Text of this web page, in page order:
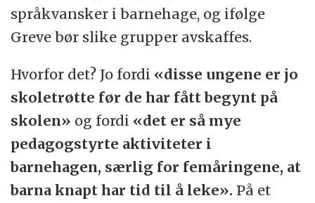
språkvansker i barnehage, og ifølge
Greve bør slike grupper avskaffes.
Hvorfor det? Jo fordi «disse ungene er jo
skoletrøtte før de har fått begynt på
skolen» og fordi «det er så mye
pedagogstyrte aktiviteter i
barnehagen, særlig for femåringene, at
barna knapt har tid til å leke». På et